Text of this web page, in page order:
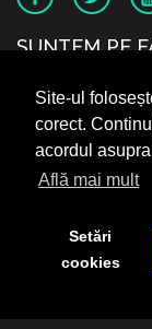
Site-ul
corect.
acordul
Află mai mult
Setări
cookies
SUNTEM PE